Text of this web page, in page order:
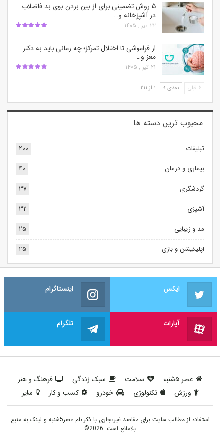
۵ روش تضمینی برای از بین بردن بوی بد فاضلاب
در آشپزخانه و…
۲۲ تیر , ۱۴۰۵
از فراموشی تا اختلال تمرکز؛ چه زمانی باید به دکتر
مغز و…
۲۱ تیر , ۱۴۰۵
قبلی بعدی ۱ از ۲۱۱
محبوب ترین‌ دسته ها
تبلیغات
200
بیماری و درمان
40
گردشگری
37
آشپزی
32
مد و زیبایی
25
اپلیکیشن و بازی
25
ایکس اینستاگرام
آپارات تلگرام
عصر ۵شنبه سلامت سبک زندگی
فرهنگ و هنر
ورزش
تکنولوژی خودرو کسب و کار سایر
استفاده از مطالب سایت برای مقاصد غیرتجاری با ذکر نام عصر5شنبه و لینک به منبع
بلامانع است. 2026©